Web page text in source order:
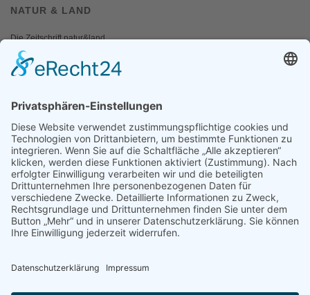
NATUR & LAND
Die Zeitschrift natur&land
Archiv
Mediadaten
Fotos und Logos
Presseaussendungen
Presse
Presseinformationen abonnieren
ÜBER UNS
Naturschutzbund
Naturschutzjugend